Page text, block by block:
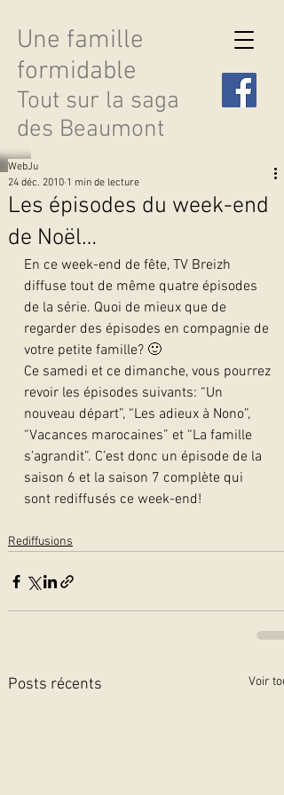
Une famille
formidable
Tout sur la saga
des Beaumont
Découvrir les saisons
Les épisodes du week-end
de Noël…
WebJu
24 déc. 2010 1 min de lecture
En ce week-end de fête, TV Breizh
diffuse tout de même quatre épisodes
de la série. Quoi de mieux que de
regarder des épisodes en compagnie de
votre petite famille? 🙂
Ce samedi et ce dimanche, vous pourrez
revoir les épisodes suivants: “Un
nouveau départ”, “Les adieux à Nono”,
“Vacances marocaines” et “La famille
s’agrandit”. C’est donc un épisode de la
saison 6 et la saison 7 complète qui
sont rediffusés ce week-end!
Rediffusions
Posts récents Voir tout